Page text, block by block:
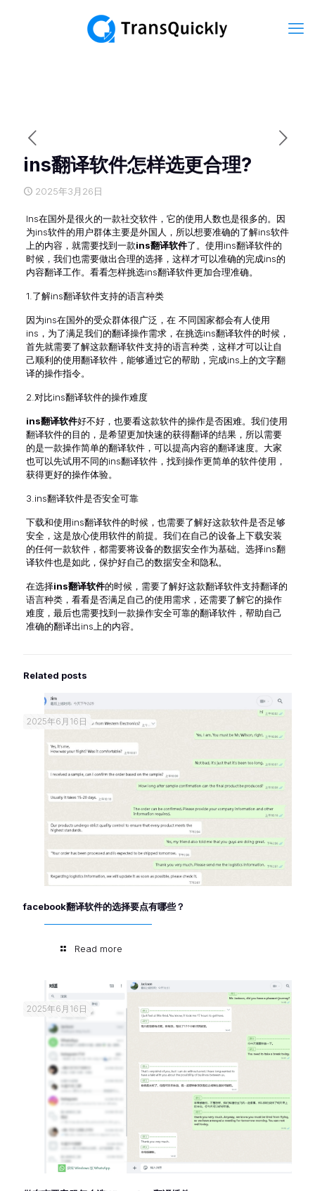
ins翻译软件怎样选更合理?
2025年3月26日
Ins在国外是很火的一款社交软件，它的使用人数也是很多的。因
为ins软件的用户群体主要是外国人，所以想要准确的了解ins软件
上的内容，就需要找到一款ins翻译软件了。使用ins翻译软件的
时候，我们也需要做出合理的选择，这样才可以准确的完成ins的
内容翻译工作。看看怎样挑选ins翻译软件更加合理准确。
1.了解ins翻译软件支持的语言种类
因为ins在国外的受众群体很广泛，在 不同国家都会有人使用
ins，为了满足我们的翻译操作需求，在挑选ins翻译软件的时候，
首先就需要了解这款翻译软件支持的语言种类，这样才可以让自
己顺利的使用翻译软件，能够通过它的帮助，完成ins上的文字翻
译的操作指令。
2.对比ins翻译软件的操作难度
ins翻译软件好不好，也要看这款软件的操作是否困难。我们使用
翻译软件的目的，是希望更加快速的获得翻译的结果，所以需要
的是一款操作简单的翻译软件，可以提高内容的翻译速度。大家
也可以先试用不同的ins翻译软件，找到操作更简单的软件使用，
获得更好的操作体验。
3.ins翻译软件是否安全可靠
下载和使用ins翻译软件的时候，也需要了解好这款软件是否足够
安全，这是放心使用软件的前提。我们在自己的设备上下载安装
的任何一款软件，都需要将设备的数据安全作为基础。选择ins翻
译软件也是如此，保护好自己的数据安全和隐私。
在选择ins翻译软件的时候，需要了解好这款翻译软件支持翻译的
语言种类，看看是否满足自己的使用需求，还需要了解它的操作
难度，最后也需要找到一款操作安全可靠的翻译软件，帮助自己
准确的翻译出ins上的内容。
Related posts
2025年6月16日
facebook翻译软件的选择要点有哪些？
Read more
2025年6月16日